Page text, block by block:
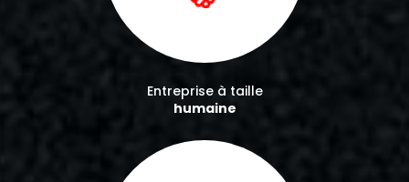
Entreprise à taille
humaine